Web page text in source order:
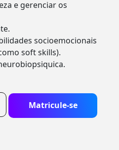
e gerenciar os
socioemocionais
soft skills).
Matricule-se